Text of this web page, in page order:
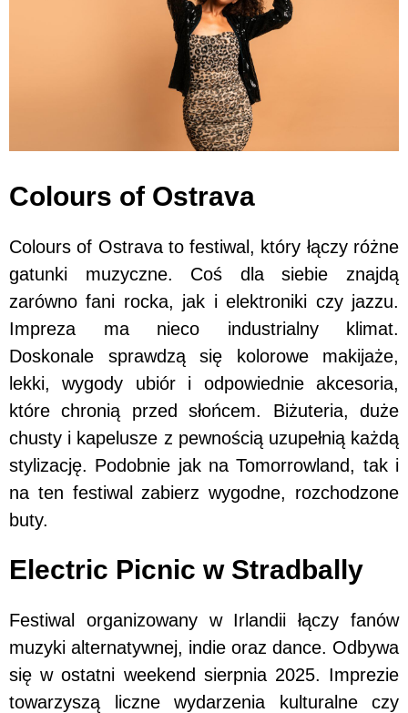
Colours of Ostrava
Colours of Ostrava to festiwal, który łączy różne
gatunki muzyczne. Coś dla siebie znajdą
zarówno fani rocka, jak i elektroniki czy jazzu.
Impreza ma nieco industrialny klimat.
Doskonale sprawdzą się kolorowe makijaże,
lekki, wygody ubiór i odpowiednie akcesoria,
które chronią przed słońcem. Biżuteria, duże
chusty i kapelusze z pewnością uzupełnią każdą
stylizację. Podobnie jak na Tomorrowland, tak i
na ten festiwal zabierz wygodne, rozchodzone
buty.
Electric Picnic w Stradbally
Festiwal organizowany w Irlandii łączy fanów
muzyki alternatywnej, indie oraz dance. Odbywa
się w ostatni weekend sierpnia 2025. Imprezie
towarzyszą liczne wydarzenia kulturalne czy